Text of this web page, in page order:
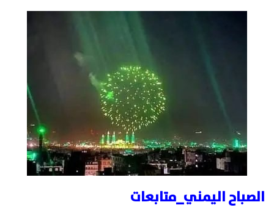
الصباح اليمني_متابعات